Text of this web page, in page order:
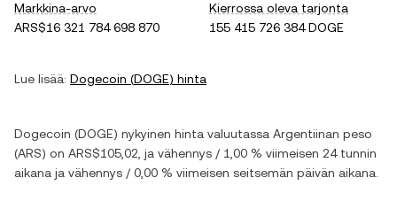
Markkina-arvo
ARS$16 321 784 698 870
Kierrossa oleva tarjonta
155 415 726 384 DOGE
Lue lisää: Dogecoin (DOGE) hinta
Dogecoin (DOGE) nykyinen hinta valuutassa Argentiinan peso
(ARS) on ARS$105,02 , ja vähennys / 1,00 % viimeisen 24 tunnin
aikana ja vähennys / 0,00 % viimeisen seitsemän päivän aikana.